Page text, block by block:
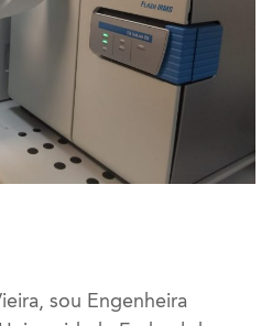
sou Engenheira